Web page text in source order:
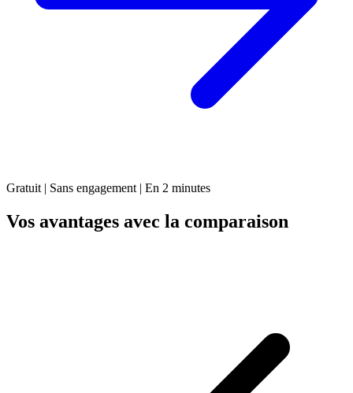
Gratuit | Sans engagement | En 2 minutes
Vos avantages avec la comparaison